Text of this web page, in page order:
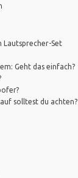
Lautsprecher-Set
Geht das einfach?
solltest du achten?